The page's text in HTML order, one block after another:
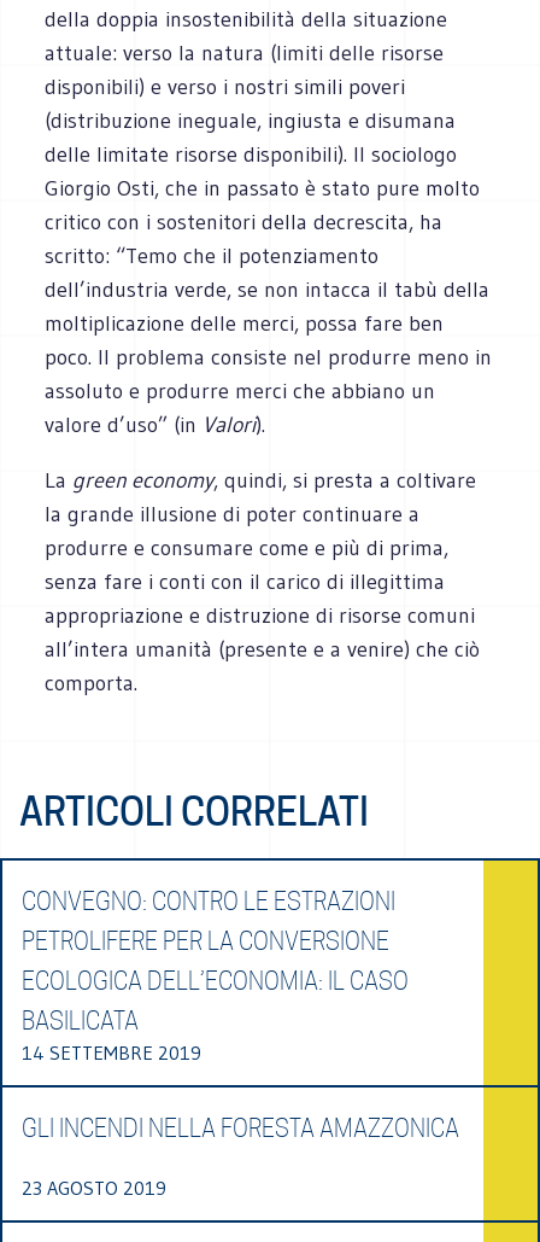
della doppia insostenibilità della situazione
attuale: verso la natura (limiti delle risorse
disponibili) e verso i nostri simili poveri
(distribuzione ineguale, ingiusta e disumana
delle limitate risorse disponibili). Il sociologo
Giorgio Osti, che in passato è stato pure molto
critico con i sostenitori della decrescita, ha
scritto: “Temo che il potenziamento
dell’industria verde, se non intacca il tabù della
moltiplicazione delle merci, possa fare ben
poco. Il problema consiste nel produrre meno in
assoluto e produrre merci che abbiano un
valore d’uso” (in Valori).
La green economy, quindi, si presta a coltivare
la grande illusione di poter continuare a
produrre e consumare come e più di prima,
senza fare i conti con il carico di illegittima
appropriazione e distruzione di risorse comuni
all’intera umanità (presente e a venire) che ciò
comporta.
ARTICOLI CORRELATI
CONVEGNO: CONTRO LE ESTRAZIONI
PETROLIFERE PER LA CONVERSIONE
ECOLOGICA DELL’ECONOMIA: IL CASO
BASILICATA
14 SETTEMBRE 2019
GLI INCENDI NELLA FORESTA AMAZZONICA
23 AGOSTO 2019